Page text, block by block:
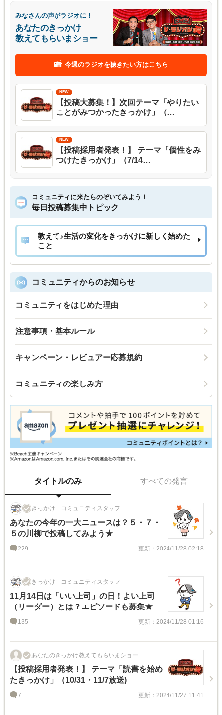
みなさんの声がラジオに！
あなたのきっかけ
教えてもらいまショー
今週のラジオを聴きたい方はこちら
【投稿大募集！】次回テーマ「やりたい
ことがみつかったきっかけ」（…
【投稿採用者発表！】 テーマ「個性をみ
つけたきっかけ」（7/14…
コミュニティに来たらのぞいてみよう！
毎日投稿募集中トピック
教えて♪生活の変化をきっかけに新しく始めた
こと
コミュニティからのお知らせ
コミュニティをはじめた理由
注意事項・基本ルール
キャンペーン・レビュアー応募規約
コミュニティの楽しみ方
タイトルのみ すべての発言
きっかけ コミュニティスタッフ
あなたの今年の一大ニュースは？５・７・
５の川柳で投稿してみよう★
229 更新：2024/11/28 02:18
きっかけ コミュニティスタッフ
11月14日は「いい上司」の日！よい上司
（リーダー）とは？エピソードも募集★
135 更新：2024/11/28 01:16
あなたのきっかけ教えてもらいまショー
【投稿採用者発表！】 テーマ「読書を始め
たきっかけ」（10/31・11/7放送)
7 更新：2024/11/27 11:41